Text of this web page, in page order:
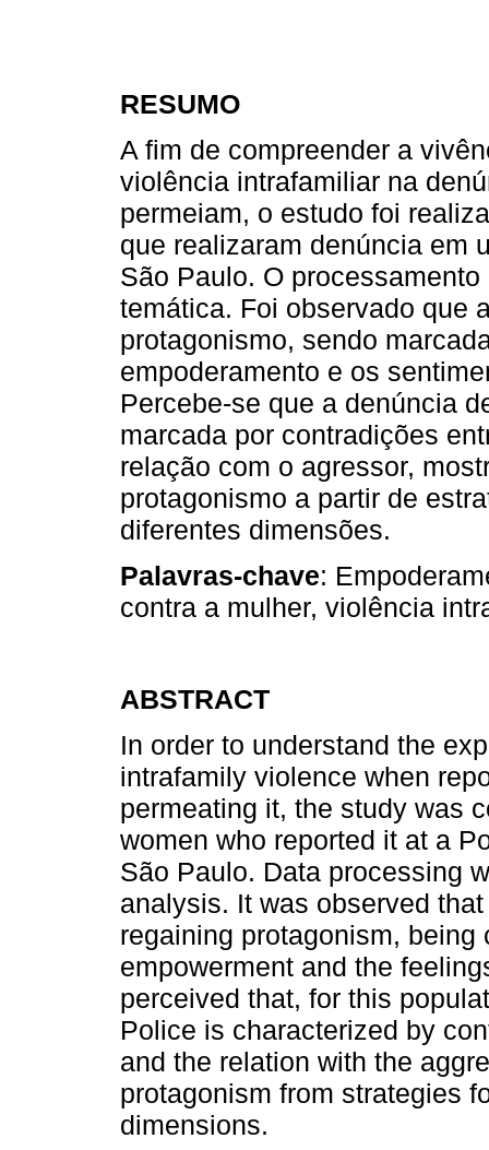
RESUMO
A fim de compreender a
violência intrafamiliar na
permeiam, o estudo foi
que realizaram denúncia em
São Paulo. O
temática. Foi observado que
protagonismo, sendo
empoderamento e os
Percebe-se que a denúncia
marcada por contradições
relação com o agressor,
protagonismo a partir de
diferentes dimensões.
Palavras-chave:
contra a mulher, violência
ABSTRACT
In order to understand the
intrafamily violence when
permeating it, the study was
women who reported it at a
São Paulo. Data processing
analysis. It was observed
regaining protagonism,
empowerment and the
perceived that, for this
Police is characterized by
and the relation with the
protagonism from strategies
dimensions.